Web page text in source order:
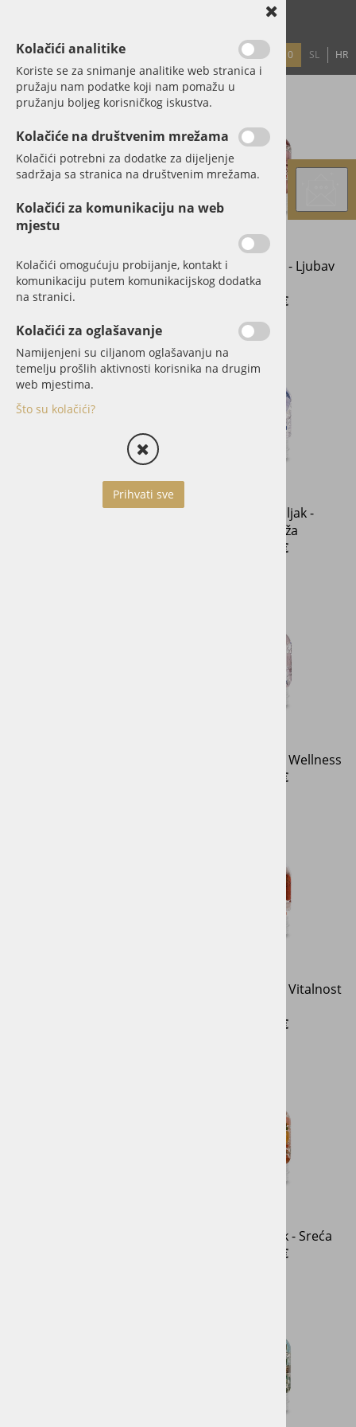
SL HR
PRIJAVA LOZINKA? 0
Kristalni valjak - Pet
Elemenata
58,00 €
Kristalni valjak - Ljubav
58,00 €
Kristalni valjak -
Kristalni valjak -
Ravnoteža
58,00 €
Kristalni valjak - Wellness
49,00 €
Kristalni valjak - Vitalnost
64,00 €
Kristalni valjak - Sreća
79,00 €
Kolačići analitike
Koriste se za snimanje analitike web stranica i
pružaju nam podatke koji nam pomažu u
pružanju boljeg korisničkog iskustva.
Kolačiće na društvenim mrežama
Kolačići potrebni za dodatke za dijeljenje
sadržaja sa stranica na društvenim mrežama.
Kolačići za komunikaciju na web
mjestu
Kolačići omogućuju probijanje, kontakt i
komunikaciju putem komunikacijskog dodatka
na stranici.
Kolačići za oglašavanje
Namijenjeni su ciljanom oglašavanju na
temelju prošlih aktivnosti korisnika na drugim
web mjestima.
Što su kolačići?
Prihvati sve